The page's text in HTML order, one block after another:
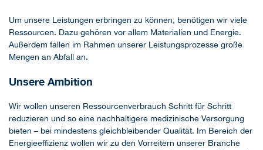
Um unsere Leistungen erbringen zu können, benötigen wir viele
Ressourcen. Dazu gehören vor allem Materialien und Energie.
Außerdem fallen im Rahmen unserer Leistungsprozesse große
Mengen an Abfall an.
Unsere Ambition
Wir wollen unseren Ressourcenverbrauch Schritt für Schritt
reduzieren und so eine nachhaltigere medizinische Versorgung
bieten – bei mindestens gleichbleibender Qualität. Im Bereich der
Energieeffizienz wollen wir zu den Vorreitern unserer Branche